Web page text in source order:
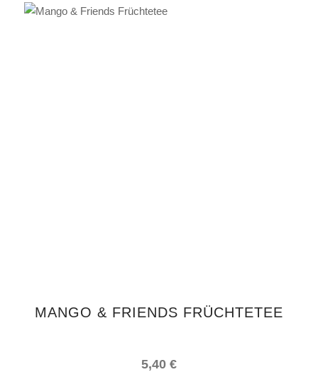
MANGO & FRIENDS FRÜCHTETEE
5,40 €